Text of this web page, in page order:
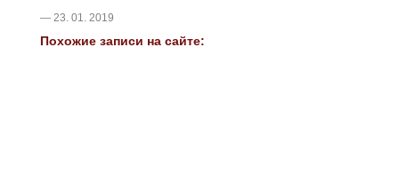
— 23. 01. 2019
Похожие записи на сайте: